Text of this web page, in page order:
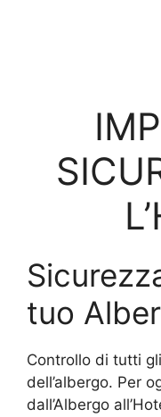
tuo
Controllo di tutti
dell’albergo. Per
dall’Albergo